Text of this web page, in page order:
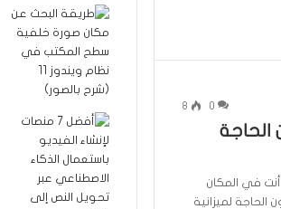
0
8
الحاجة
في المكان
لميزانية